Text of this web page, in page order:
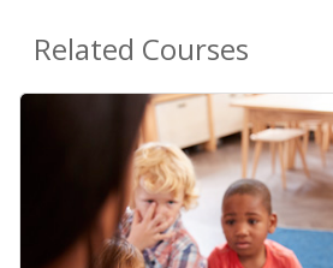
Related Courses